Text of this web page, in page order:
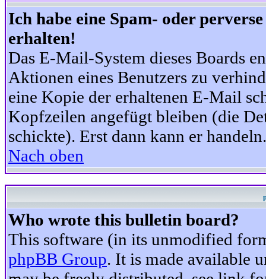
Ich habe eine Spam- oder
erhalten!
Das E-Mail-System dieses Boards
Aktionen eines Benutzers zu
eine Kopie der erhaltenen E-Mail
Kopfzeilen angefügt bleiben (die
schickte). Erst dann kann er handeln.
Nach oben
Who wrote this bulletin board?
This software (in its unmodified
phpBB Group. It is made available